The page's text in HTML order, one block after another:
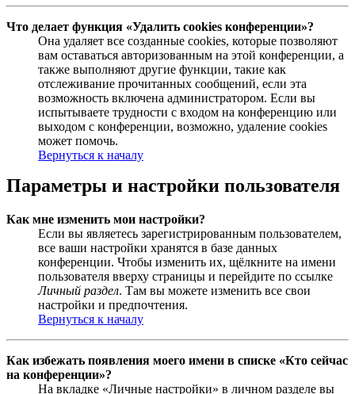
Что делает функция «Удалить cookies конференции»?
Она удаляет все созданные cookies, которые позволяют
вам оставаться авторизованным на этой конференции, а
также выполняют другие функции, такие как
отслеживание прочитанных сообщений, если эта
возможность включена администратором. Если вы
испытываете трудности с входом на конференцию или
выходом с конференции, возможно, удаление cookies
может помочь.
Вернуться к началу
Параметры и настройки пользователя
Как мне изменить мои настройки?
Если вы являетесь зарегистрированным пользователем,
все ваши настройки хранятся в базе данных
конференции. Чтобы изменить их, щёлкните на имени
пользователя вверху страницы и перейдите по ссылке
Личный раздел. Там вы можете изменить все свои
настройки и предпочтения.
Вернуться к началу
Как избежать появления моего имени в списке «Кто сейчас
на конференции»?
На вкладке «Личные настройки» в личном разделе вы